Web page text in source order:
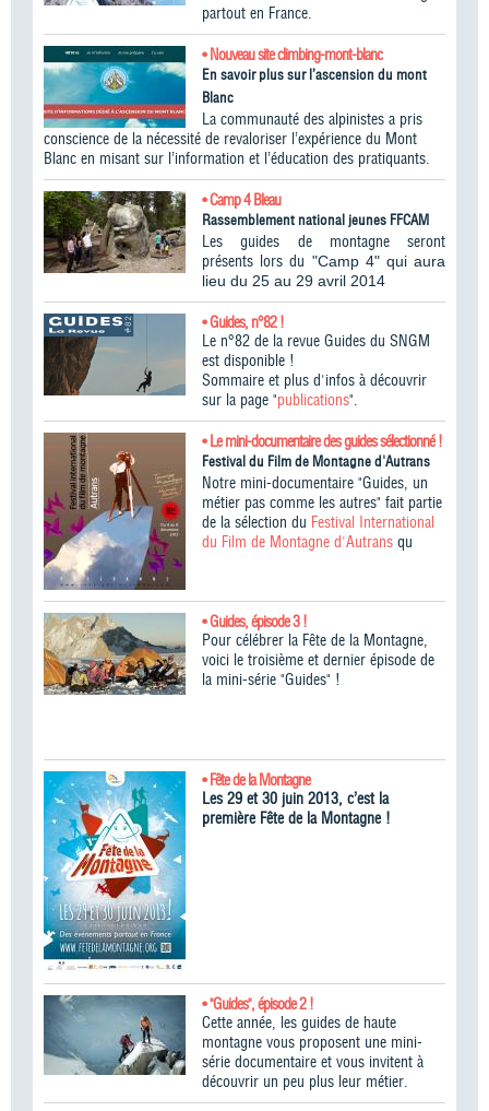
partout en France.
• Nouveau site climbing-mont-blanc
En savoir plus sur l’ascension du mont
Blanc
La communauté des alpinistes a pris
conscience de la nécessité de revaloriser l’expérience du Mont
Blanc en misant sur l’information et l’éducation des pratiquants.
• Camp 4 Bleau
Rassemblement national jeunes FFCAM
Les guides de montagne seront
présents lors du "Camp 4" qui aura
lieu du 25 au 29 avril 2014
• Guides, n°82 !
Le n°82 de la revue Guides du SNGM
est disponible !
Sommaire et plus d'infos à découvrir
sur la page "publications".
• Le mini-documentaire des guides sélectionné !
Festival du Film de Montagne d'Autrans
Notre mini-documentaire "Guides, un
métier pas comme les autres" fait partie
de la sélection du Festival International
du Film de Montagne d'Autrans qu
• Guides, épisode 3 !
Pour célébrer la Fête de la Montagne,
voici le troisième et dernier épisode de
la mini-série "Guides" !
• Fête de la Montagne
Les 29 et 30 juin 2013, c’est la
première Fête de la Montagne !
• "Guides", épisode 2 !
Cette année, les guides de haute
montagne vous proposent une mini-
série documentaire et vous invitent à
découvrir un peu plus leur métier.